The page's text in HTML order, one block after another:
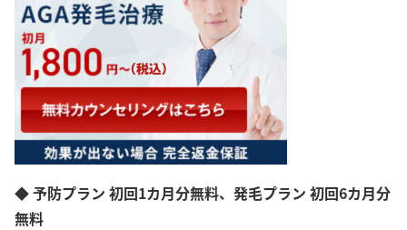
◆ 予防プラン 初回1カ月分無料、発毛プラン 初回6カ月分
無料